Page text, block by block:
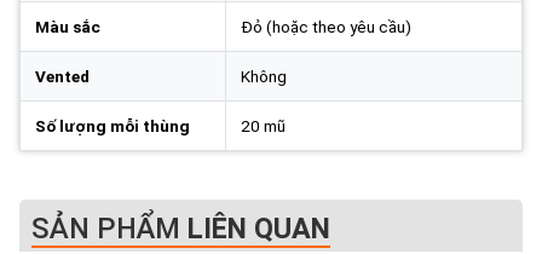
Màu sắc Đỏ (hoặc theo yêu cầu)
Vented Không
Số lượng mỗi thùng 20 mũ
SẢN PHẨM LIÊN QUAN